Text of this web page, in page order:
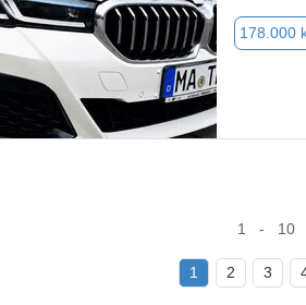
178.000
1 - 10
1 2 3